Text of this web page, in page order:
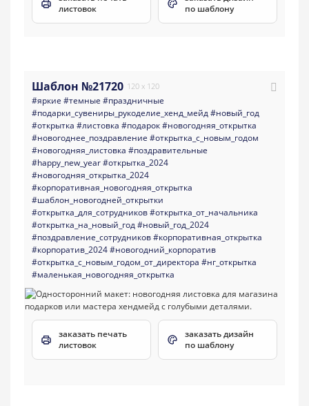
листовок
по шаблону
Шаблон №21720 120 x 120
#яркие #темные #праздничные
#подарки_сувениры_рукоделие_хенд_мейд#новый_год
#открытка #листовка #подарок#новогодняя_открытка
#новогоднее_поздравление #открытка_с_новым_годом
#новогодняя_листовка #поздравительные
#happy_new_year#открытка_2024
#новогодняя_открытка_2024
#корпоративная_новогодняя_открытка
#шаблон_новогодней_открытки
#открытка_для_сотрудников#открытка_от_начальника
#открытка_на_новый_год#новый_год_2024
#поздравление_сотрудников#корпоративная_открытка
#корпоратив_2024#новогодний_корпоратив
#открытка_с_новым_годом_от_директора #нг_открытка
#маленькая_новогодняя_открытка
заказать печать
листовок
заказать дизайн
по шаблону